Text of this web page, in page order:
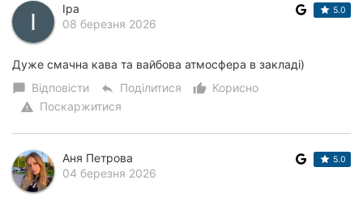
Іра
08 березня 2026
5.0
Дуже смачна кава та вайбова атмосфера в закладі)
chat_bubble Відповісти reply Поділитися thumb_up_alt
Корисно
warning Поскаржитися
Аня Петрова
04 березня 2026
5.0